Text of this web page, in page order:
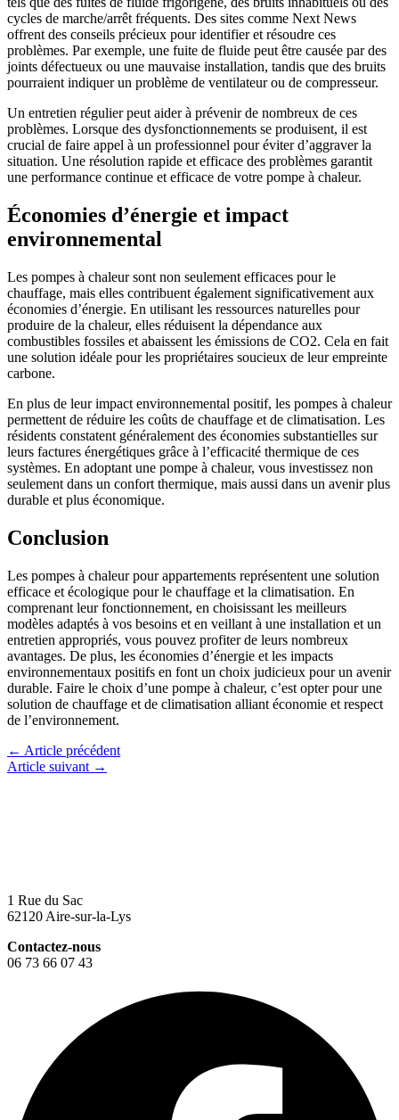
cycles de marche/arrêt fréquents. Des sites comme Next News
offrent des conseils précieux pour identifier et résoudre ces
problèmes. Par exemple, une fuite de fluide peut être causée par des
joints défectueux ou une mauvaise installation, tandis que des bruits
pourraient indiquer un problème de ventilateur ou de compresseur.
Un entretien régulier peut aider à prévenir de nombreux de ces
problèmes. Lorsque des dysfonctionnements se produisent, il est
crucial de faire appel à un professionnel pour éviter d’aggraver la
situation. Une résolution rapide et efficace des problèmes garantit
une performance continue et efficace de votre pompe à chaleur.
Économies d’énergie et impact
environnemental
Les pompes à chaleur sont non seulement efficaces pour le
chauffage, mais elles contribuent également significativement aux
économies d’énergie. En utilisant les ressources naturelles pour
produire de la chaleur, elles réduisent la dépendance aux
combustibles fossiles et abaissent les émissions de CO2. Cela en fait
une solution idéale pour les propriétaires soucieux de leur empreinte
carbone.
En plus de leur impact environnemental positif, les pompes à chaleur
permettent de réduire les coûts de chauffage et de climatisation. Les
résidents constatent généralement des économies substantielles sur
leurs factures énergétiques grâce à l’efficacité thermique de ces
systèmes. En adoptant une pompe à chaleur, vous investissez non
seulement dans un confort thermique, mais aussi dans un avenir plus
durable et plus économique.
Conclusion
Les pompes à chaleur pour appartements représentent une solution
efficace et écologique pour le chauffage et la climatisation. En
comprenant leur fonctionnement, en choisissant les meilleurs
modèles adaptés à vos besoins et en veillant à une installation et un
entretien appropriés, vous pouvez profiter de leurs nombreux
avantages. De plus, les économies d’énergie et les impacts
environnementaux positifs en font un choix judicieux pour un avenir
durable. Faire le choix d’une pompe à chaleur, c’est opter pour une
solution de chauffage et de climatisation alliant économie et respect
de l’environnement.
← Article précédent
Article suivant →
1 Rue du Sac
62120 Aire-sur-la-Lys
Contactez-nous
06 73 66 07 43